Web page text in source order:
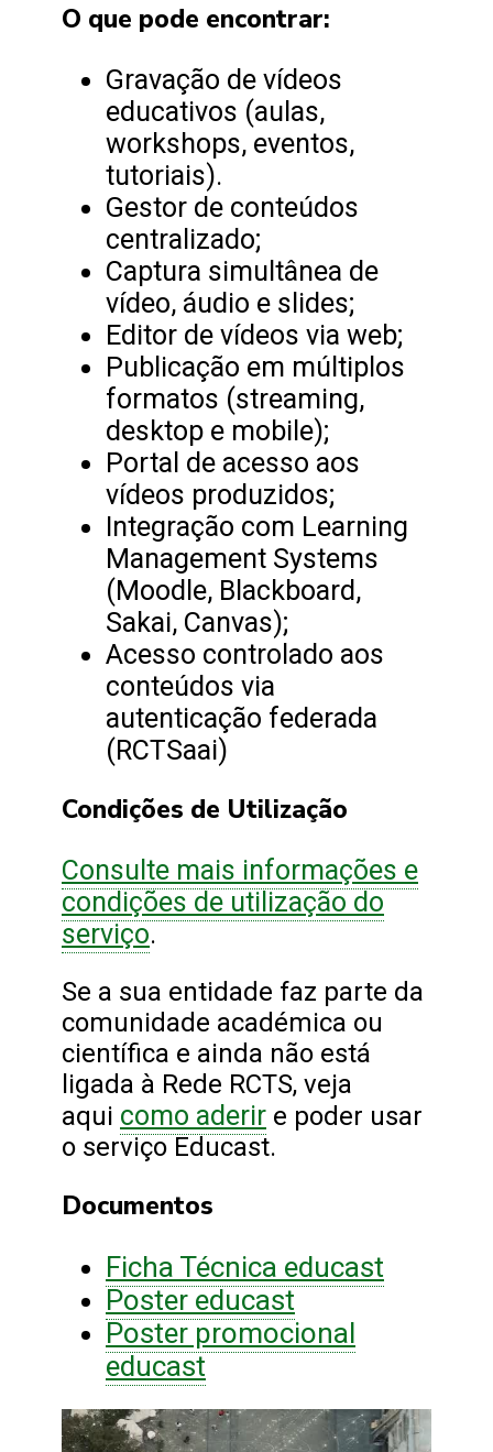
O que pode encontrar:
Gravação de vídeos
educativos (aulas,
workshops, eventos,
tutoriais).
Gestor de conteúdos
centralizado;
Captura simultânea de
vídeo, áudio e slides;
Editor de vídeos via web;
Publicação em múltiplos
formatos (streaming,
desktop e mobile);
Portal de acesso aos
vídeos produzidos;
Integração com Learning
Management Systems
(Moodle, Blackboard,
Sakai, Canvas);
Acesso controlado aos
conteúdos via
autenticação federada
(RCTSaai)
Condições de Utilização
Consulte mais informações e
condições de utilização do
serviço.
Se a sua entidade faz parte da
comunidade académica ou
científica e ainda não está
ligada à Rede RCTS, veja
aqui como aderir e poder usar
o serviço Educast.
Documentos
Ficha Técnica educast
Poster educast
Poster promocional
educast